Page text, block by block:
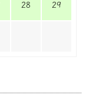
28 29